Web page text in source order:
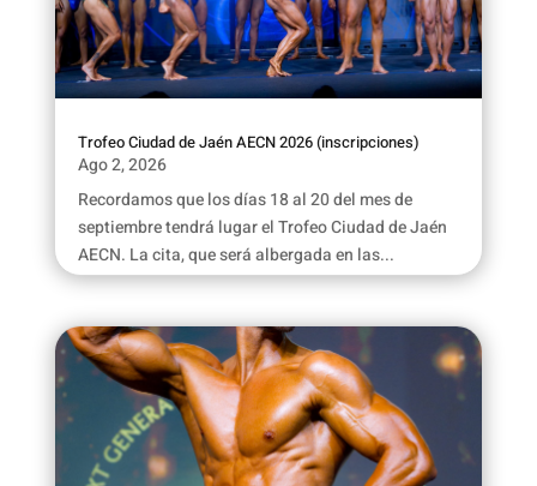
Trofeo Ciudad de Jaén AECN 2026 (inscripciones)
Ago 2, 2026
Recordamos que los días 18 al 20 del mes de
septiembre tendrá lugar el Trofeo Ciudad de Jaén
AECN. La cita, que será albergada en las...